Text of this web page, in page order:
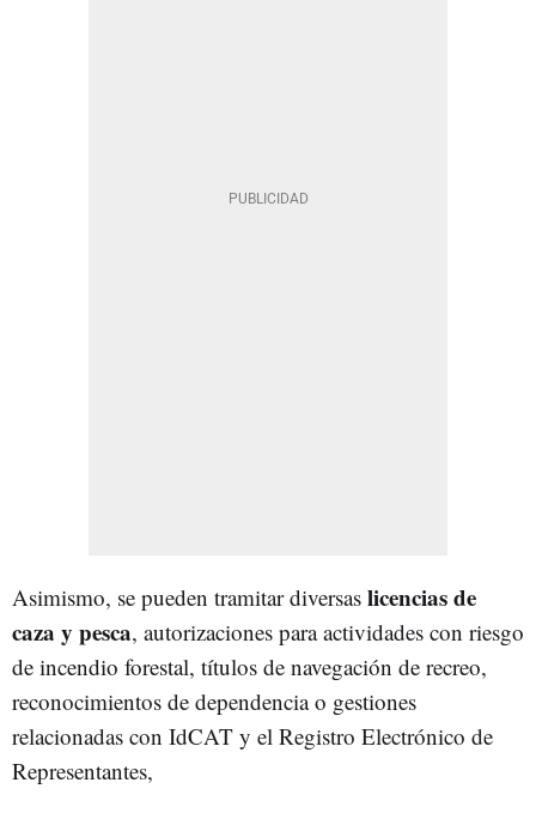
Asimismo, se pueden tramitar diversas licencias de
caza y pesca, autorizaciones para actividades con riesgo
de incendio forestal, títulos de navegación de recreo,
reconocimientos de dependencia o gestiones
relacionadas con IdCAT y el Registro Electrónico de
Representantes,